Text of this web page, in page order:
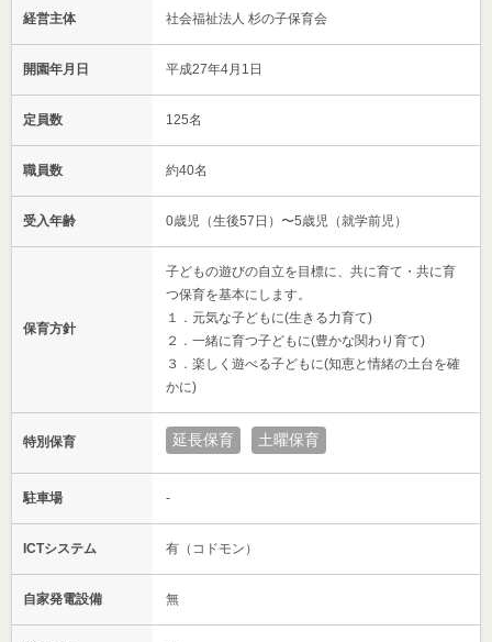
経営主体 社会福祉法人 杉の子保育会
開園年月日 平成27年4月1日
定員数 125名
職員数 約40名
受入年齢 0歳児（生後57日）〜5歳児（就学前児）
保育方針
子どもの遊びの自立を目標に、共に育て・共に育
つ保育を基本にします。
１．元気な子どもに(生きる力育て)
２．一緒に育つ子どもに(豊かな関わり育て)
３．楽しく遊べる子どもに(知恵と情緒の土台を確
かに)
特別保育 延長保育 土曜保育
駐車場 -
ICTシステム 有（コドモン）
自家発電設備 無